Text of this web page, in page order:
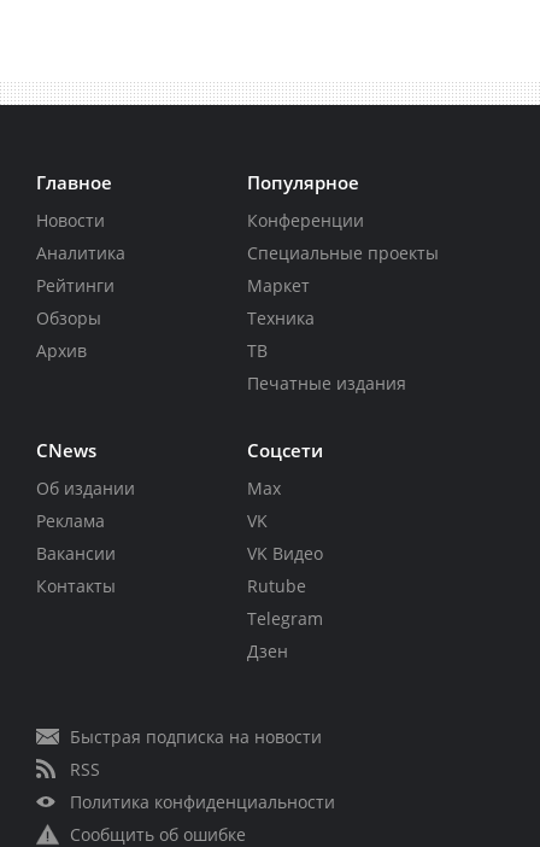
Главное
Новости
Аналитика
Рейтинги
Обзоры
Архив
Популярное
Конференции
Специальные проекты
Маркет
Техника
ТВ
Печатные издания
CNews
Об издании
Реклама
Вакансии
Контакты
Соцсети
Max
VK
VK Видео
Rutube
Telegram
Дзен
Быстрая подписка на новости
RSS
Политика конфиденциальности
Сообщить об ошибке